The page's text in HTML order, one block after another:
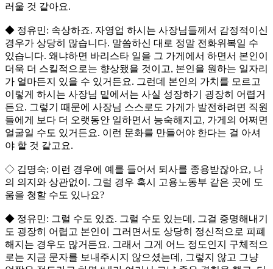
러울 것 같아요.
◆ 정유민: 속상하죠. 자영업 하시는 사장님들께서 감정적이신
경우가 상당히 많습니다. 말씀하신 대로 정말 전화위복일 수
있습니다. 왜냐하면 바리스타 일을 그 가게에서 하면서 본인이
더욱 더 스킬적으로는 향상됐을 것이고, 본인을 원하는 일자리
가 얼마든지 있을 수 있거든요. 그런데 본인의 가치를 모르고
이렇게 하시는 사장님 밑에서는 사실 성장하기 굉장히 어렵거
든요. 그렇기 때문에 사장님 스스로도 가게가 발전하려면 직원
들에게 보다 더 오랫동안 일하면서 능숙해지고, 가게의 어쩌면
얼굴일 수도 있거든요. 이런 문화를 만들어야 한다는 걸 아셔
야 할 것 같고요.
◇ 김명숙: 이런 경우에 예를 들어서 퇴사를 종용받잖아요, 나
의 의지와 상관없이. 그럴 경우 혹시 고용노동부 같은 곳에 도
움을 청할 수도 있나요?
◆ 정유민: 그럴 수도 있죠. 그럴 수도 있는데, 그걸 증명해내기
도 굉장히 어렵고 본인이 그러면서도 상당히 정신적으로 피폐
해지는 경우도 많거든요. 그래서 그게 어느 정도인지 구체적으
로는 지금 문자를 보내주시지 않으셨는데, 그렇지 않고 그냥